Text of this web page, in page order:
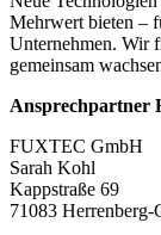
Mehrwert bieten –
Unternehmen. Wir
gemeinsam
Ansprechpartner
FUXTEC GmbH
Sarah Kohl
Kappstraße 69
71083 Herrenberg-